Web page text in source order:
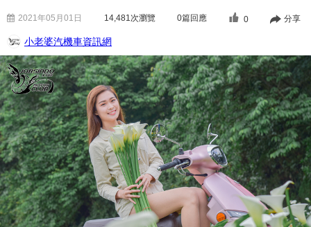
2021年05月01日 14,481 次瀏覽 0篇回應 0 分享
小老婆汽機車資訊網